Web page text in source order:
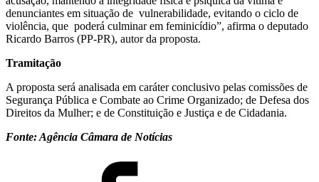
denunciantes em situação de vulnerabilidade, evitando o ciclo de
violência, que poderá culminar em feminicídio”, afirma o deputado
Ricardo Barros (PP-PR), autor da proposta.
Tramitação
A proposta será analisada em caráter conclusivo pelas comissões de
Segurança Pública e Combate ao Crime Organizado; de Defesa dos
Direitos da Mulher; e de Constituição e Justiça e de Cidadania.​
Fonte: Agência Câmara de Notícias